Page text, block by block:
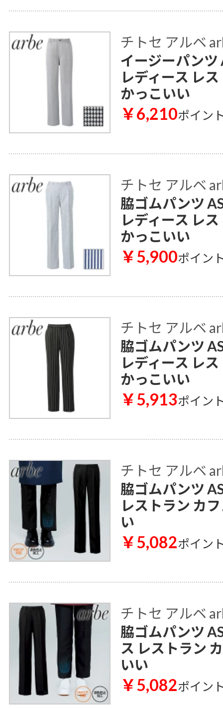
チトセ アルベ
イージーパンツ
レディース レ
かっこいい
￥6,210ポイン
チトセ アルベ
脇ゴムパンツ
レディース レ
かっこいい
￥5,900ポイン
チトセ アルベ
脇ゴムパンツ
レディース レ
かっこいい
￥5,913ポイン
チトセ アルベ
脇ゴムパンツ
レストラン カ
い
￥5,082ポイン
チトセ アルベ
脇ゴムパンツ
ス レストラン
いい
￥5,082ポイン